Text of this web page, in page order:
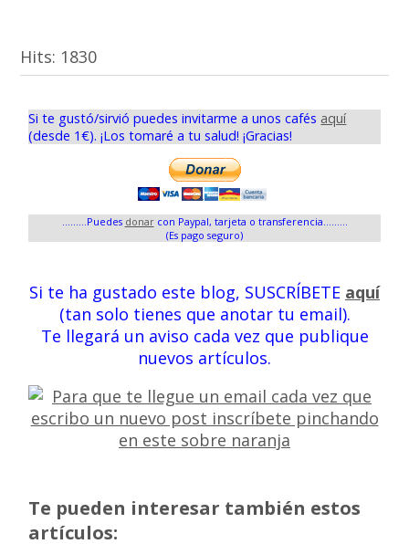
Hits: 1830
Si te gustó/sirvió puedes invitarme a unos cafés aquí
(desde 1€). ¡Los tomaré a tu salud! ¡Gracias!
.........Puedes donarcon Paypal, tarjeta o transferencia.........
(Es pago seguro)
Si te ha gustado este blog, SUSCRÍBETE aquí
(tan solo tienes que anotar tu email).
Te llegará un aviso cada vez que publique
nuevos artículos.
Te pueden interesar también estos
artículos: